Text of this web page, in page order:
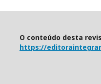
O conteúdo desta
https://